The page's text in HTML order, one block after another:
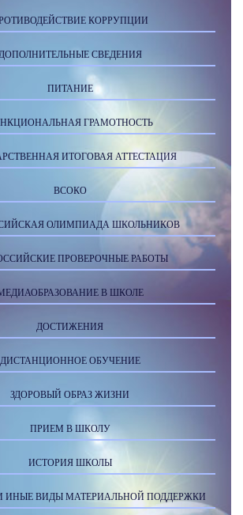
КОРРУПЦИИ
СВЕДЕНИЯ
ПИТАНИЕ
ГРАМОТНОСТЬ
ИТОГОВАЯ АТТЕСТАЦИЯ
ВСОКО
ОЛИМПИАДА ШКОЛЬНИКОВ
ПРОВЕРОЧНЫЕ РАБОТЫ
В ШКОЛЕ
ДОСТИЖЕНИЯ
ДИСТАНЦИОННОЕ ОБУЧЕНИЕ
ЗДОРОВЫЙ ОБРАЗ ЖИЗНИ
ПРИЕМ В ШКОЛУ
ИСТОРИЯ ШКОЛЫ
ИНЫЕ ВИДЫ МАТЕРИАЛЬНОЙ ПОДДЕРЖКИ